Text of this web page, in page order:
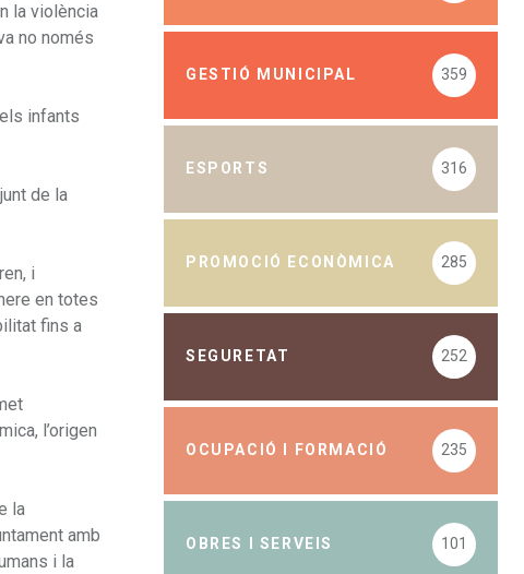
la violència
no només
infants
de la
i
en totes
fins a
l’origen
la
amb
i la
GESTIÓ MUNICIPAL 359
ESPORTS 316
PROMOCIÓ ECONÒMICA 285
SEGURETAT 252
OCUPACIÓ I FORMACIÓ 235
OBRES I SERVEIS 101